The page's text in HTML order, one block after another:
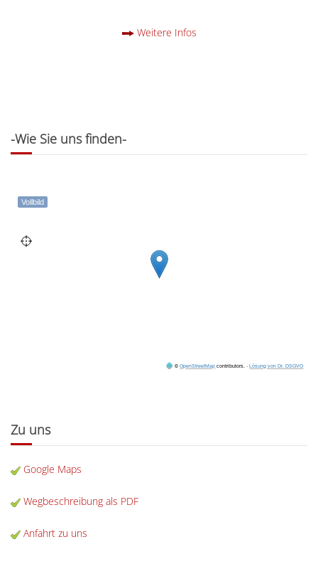
Weitere Infos
-Wie Sie uns finden-
©OpenStreetMap contributors. ·Lösung von Dr. DSGVO
Vollbild
Zu uns
Google Maps
Wegbeschreibung als PDF
Anfahrt zu uns